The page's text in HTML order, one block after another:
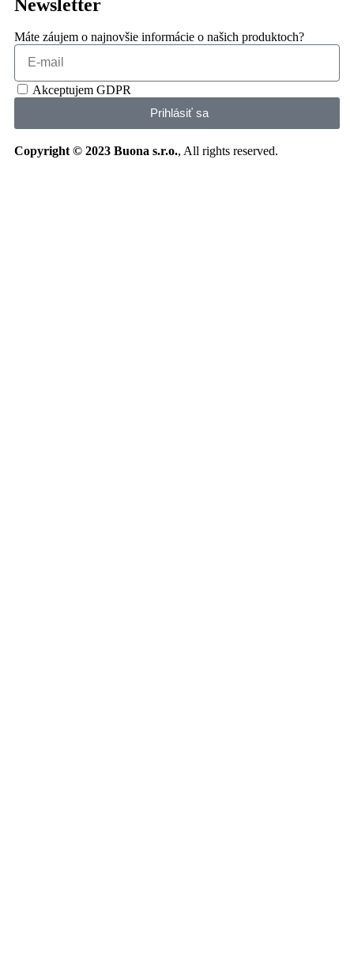
Newsletter
Máte záujem o najnovšie informácie o našich produktoch?
Akceptujem GDPR
Prihlásiť sa
Copyright © 2023 Buona s.r.o., All rights reserved.